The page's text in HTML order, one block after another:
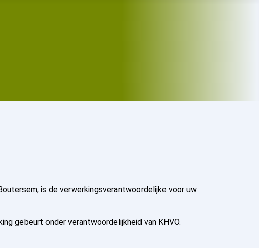
is de verwerkingsverantwoordelijke voor uw
gebeurt onder verantwoordelijkheid van KHVO.